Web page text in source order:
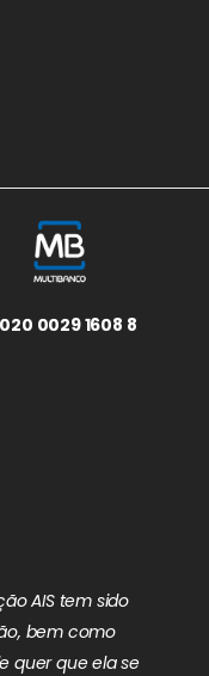
0029 1608 8
AIS tem sido
bem como
quer que ela se